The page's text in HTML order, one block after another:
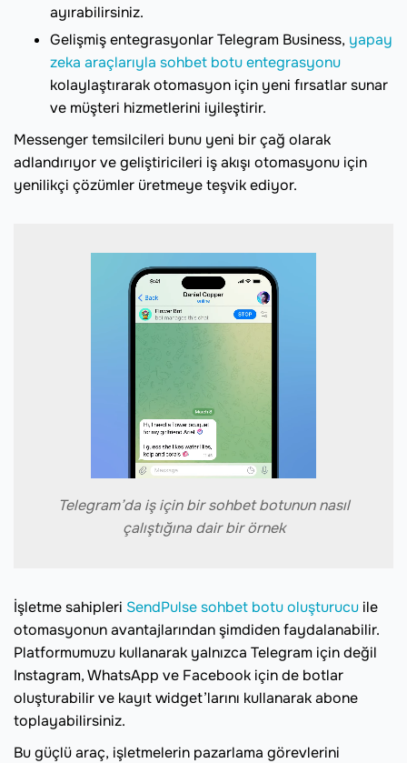
ayırabilirsiniz.
Gelişmiş entegrasyonlar Telegram Business, yapay
zeka araçlarıyla sohbet botu entegrasyonu
kolaylaştırarak otomasyon için yeni fırsatlar sunar
ve müşteri hizmetlerini iyileştirir.
Messenger temsilcileri bunu yeni bir çağ olarak
adlandırıyor ve geliştiricileri iş akışı otomasyonu için
yenilikçi çözümler üretmeye teşvik ediyor.
Telegram’da iş için bir sohbet botunun nasıl
çalıştığına dair bir örnek
İşletme sahipleri SendPulse sohbet botu oluşturucu ile
otomasyonun avantajlarından şimdiden faydalanabilir.
Platformumuzu kullanarak yalnızca Telegram için değil
Instagram, WhatsApp ve Facebook için de botlar
oluşturabilir ve kayıt widget’larını kullanarak abone
toplayabilirsiniz.
Bu güçlü araç, işletmelerin pazarlama görevlerini